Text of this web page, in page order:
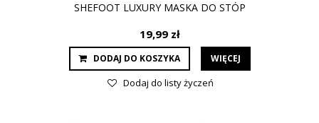
SHEFOOT LUXURY MASKA DO STÓP
19,99 zł
DODAJ DO KOSZYKA WIĘCEJ
Dodaj do listy życzeń